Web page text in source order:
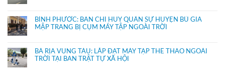
BÌNH PHƯỚC: BAN CHỈ HUY QUÂN SỰ HUYỆN BÙ GIA
MẬP TRANG BỊ CỤM MÁY TẬP NGOÀI TRỜI
BÀ RỊA VŨNG TÀU: LẮP ĐẶT MÁY TẬP THỂ THAO NGOÀI
TRỜI TẠI BAN TRẬT TỰ XÃ HỘI